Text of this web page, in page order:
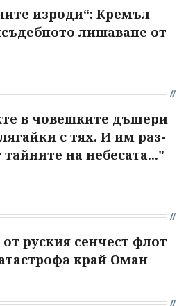
изроди“: Кремъл
лишаване от
в чо­вешките дъщери
с тях. И им раз­
на небесата..."
руския сенчест флот
край Оман